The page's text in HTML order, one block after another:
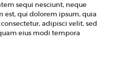
sequi nesciunt, neque
est, qui dolorem ipsum, quia
adipisci velit, sed
eius modi tempora